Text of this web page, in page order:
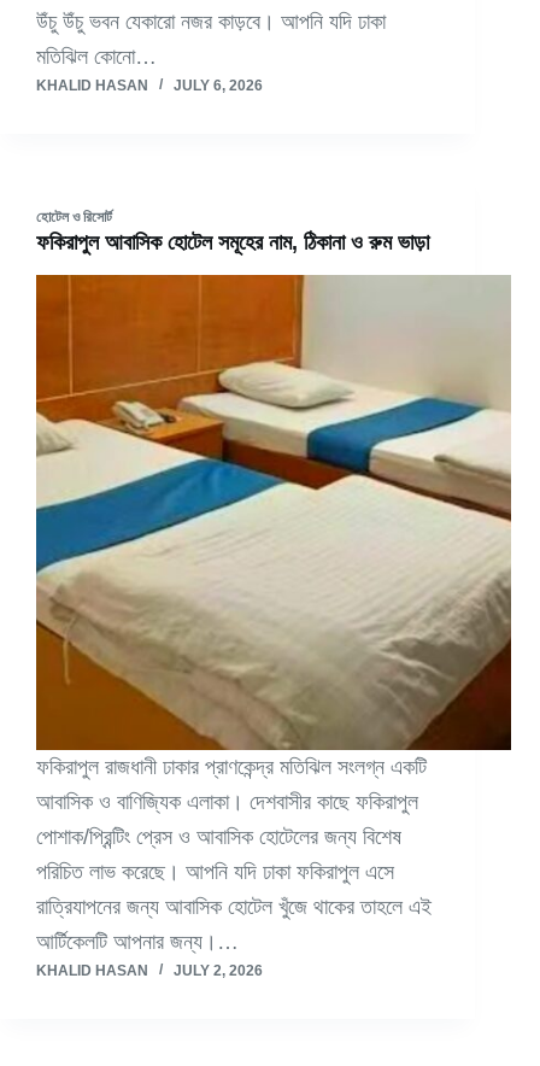
উঁচু উঁচু ভবন যেকারো নজর কাড়বে। আপনি যদি ঢাকা
মতিঝিল কোনো…
KHALID HASAN JULY 6, 2026
হোটেল ও রিসোর্ট
ফকিরাপুল আবাসিক হোটেল সমূহের নাম, ঠিকানা ও রুম ভাড়া
ফকিরাপুল রাজধানী ঢাকার প্রাণকেন্দ্র মতিঝিল সংলগ্ন একটি
আবাসিক ও বাণিজ্যিক এলাকা। দেশবাসীর কাছে ফকিরাপুল
পোশাক/প্রিন্টিং প্রেস ও আবাসিক হোটেলের জন্য বিশেষ
পরিচিত লাভ করেছে। আপনি যদি ঢাকা ফকিরাপুল এসে
রাত্রিযাপনের জন্য আবাসিক হোটেল খুঁজে থাকের তাহলে এই
আর্টিকেলটি আপনার জন্য।…
KHALID HASAN JULY 2, 2026